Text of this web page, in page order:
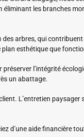
les branches
arbres, qui
esthétique que
l’intégrité
un abattage.
L’entretien paysager
d’une aide financière